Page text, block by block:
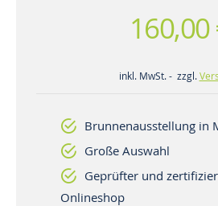
160,00
inkl. MwSt. - zzgl.
Brunnenausstellung in
Große Auswahl
Geprüfter und
Onlineshop